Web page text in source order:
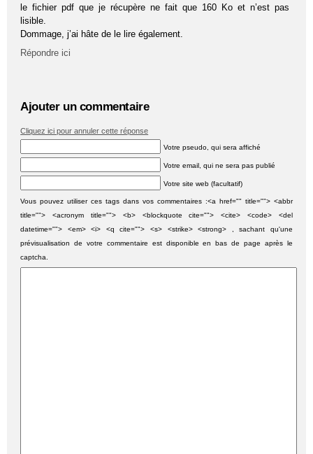
le fichier pdf que je récupère ne fait que 160 Ko et n’est pas
lisible.
Dommage, j’ai hâte de le lire également.
Répondre ici
Ajouter un commentaire
Cliquez ici pour annuler cette réponse
Votre pseudo, qui sera affiché
Votre email, qui ne sera pas publié
Votre site web (facultatif)
Vous pouvez utiliser ces tags dans vos commentaires :<a href="" title=""> <abbr
title=""> <acronym title=""> <b> <blockquote cite=""> <cite> <code> <del
datetime=""> <em> <i> <q cite=""> <s> <strike> <strong> , sachant qu'une
prévisualisation de votre commentaire est disponible en bas de page après le
captcha.